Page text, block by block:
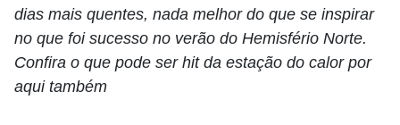
dias mais quentes, nada melhor do que se inspirar
no que foi sucesso no verão do Hemisfério Norte.
Confira o que pode ser hit da estação do calor por
aqui também